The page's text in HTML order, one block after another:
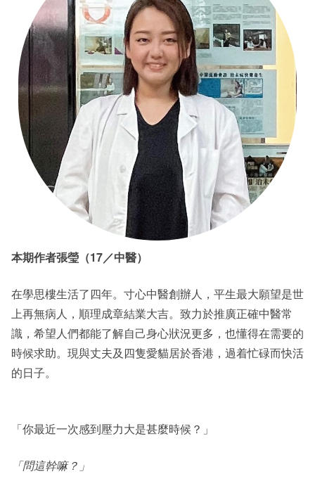
本期作者張瑩（17／中醫）
在學思樓生活了四年。寸心中醫創辦人，平生最大願望是世
上再無病人，順理成章結業大吉。致力於推廣正確中醫常
識，希望人們都能了解自己身心狀況更多，也懂得在需要的
時候求助。現與丈夫及四隻愛貓居於香港，過着忙碌而快活
的日子。
「你最近一次感到壓力大是甚麼時候？」
「問這幹嘛？」